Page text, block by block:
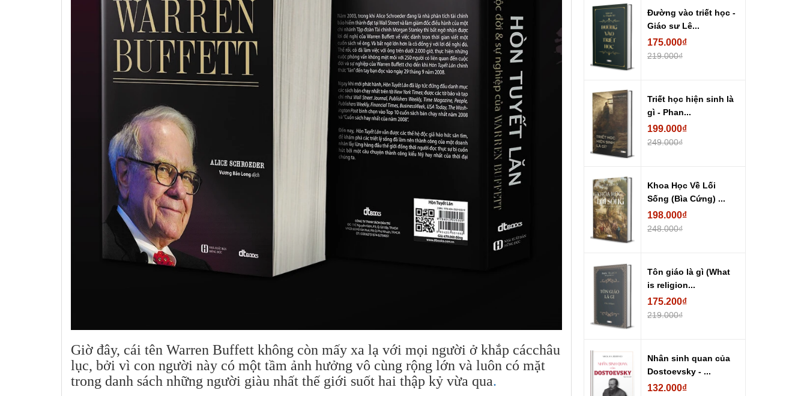
Giờ đây, cái tên Warren Buffett không còn mấy xa lạ với mọi người ở khắp cácchâu
lục, bởi vì con người này có một tầm ảnh hưởng vô cùng rộng lớn và luôn có mặt
trong danh sách những người giàu nhất thế giới suốt hai thập kỷ vừa qua.
Đường vào triết học -
Giáo sư Lê...
175.000₫
219.000₫
Triết học hiện sinh là
gì - Phan...
199.000₫
249.000₫
Khoa Học Về Lối
Sống (Bìa Cứng) ...
198.000₫
248.000₫
Tôn giáo là gì (What
is religion...
175.200₫
219.000₫
Nhân sinh quan của
Dostoevsky - ...
132.000₫